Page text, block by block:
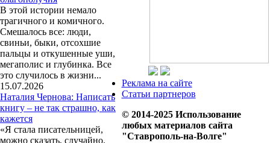
В этой истории немало
трагичного и комичного.
Смешалось все: люди,
свиньи, быки, отсохшие
пальцы и откушенные уши,
мегаполис и глубинка. Все
это случилось в жизни...
15.07.2026
Наталия Чернова: Написать
книгу – не так страшно, как
кажется
«Я стала писательницей,
можно сказать, случайно.
Реклама на сайте
Статьи партнеров
© 2014-2025 Использование
любых материалов сайта
"Ставрополь-на-Волге"